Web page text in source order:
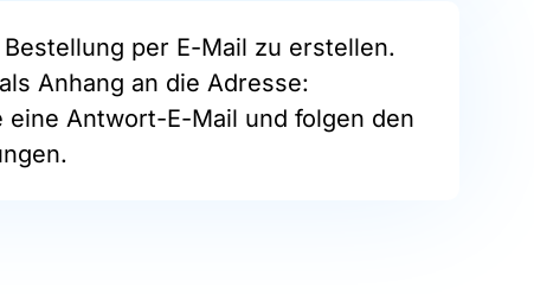
per E-Mail zu erstellen.
Anhang an die Adresse:
eine Antwort-E-Mail und folgen den